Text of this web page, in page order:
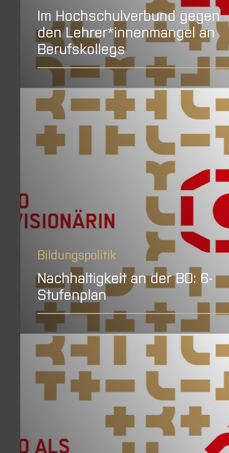
Im Hochschulverbund gegen
den Lehrer*innenmangel an
Berufskollegs
Bildungspolitik
Nachhaltigkeit an der BO: 6-
Stufenplan